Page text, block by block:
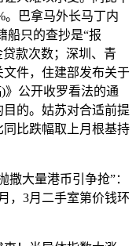
。巴拿马外长马丁内
船只的查抄是“报
款次数；深圳、青
件，住建部发布关于
》公开收罗看法的通
的。姑苏对合适前提
比跌幅取上月根基持
大量港币引争抢”：
，3月二手室第价钱环